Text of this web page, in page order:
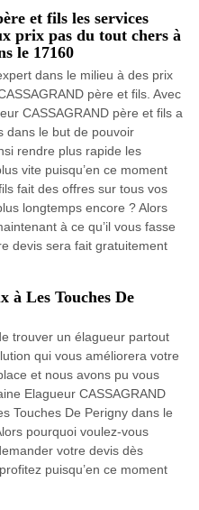
et fils les services
prix pas du tout chers à
le 17160
dans le milieu à des prix
père et fils. Avec
CASSAGRAND père et fils a
dans le but de pouvoir
rendre plus rapide les
vite puisqu’en ce moment
fait des offres sur tous vos
longtemps encore ? Alors
à ce qu’il vous fasse
devis sera fait gratuitement
à Les Touches De
trouver un élagueur partout
qui vous améliorera votre
et nous avons pu vous
Elagueur CASSAGRAND
Touches De Perigny dans le
pourquoi voulez-vous
votre devis dès
puisqu’en ce moment